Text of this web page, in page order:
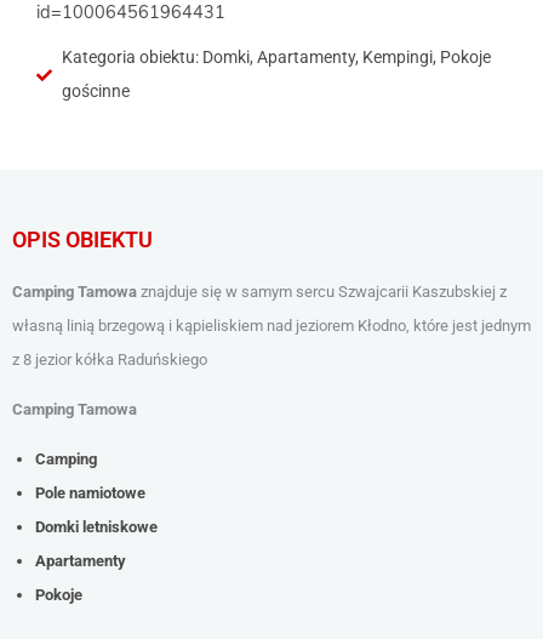
id=100064561964431
Kategoria obiektu: Domki, Apartamenty, Kempingi, Pokoje
gościnne
OPIS OBIEKTU
Camping Tamowa znajduje się w samym sercu Szwajcarii Kaszubskiej z
własną linią brzegową i kąpieliskiem nad jeziorem Kłodno, które jest jednym
z 8 jezior kółka Raduńskiego
Camping Tamowa
Camping
Pole namiotowe
Domki letniskowe
Apartamenty
Pokoje